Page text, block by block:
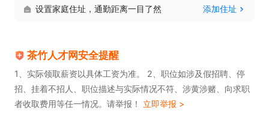
设置家庭住址，通勤距离一目了然 添加住址
茶竹人才网安全提醒
1、实际领取薪资以具体工资为准。 2、职位如涉及假招聘、停
招、挂着不招人、职位描述与实际情况不符、涉黄涉赌、向求职
者收取费用等任一情况。请举报！ 立即举报 >